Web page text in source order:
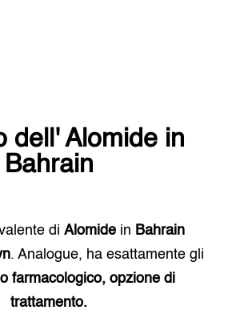
dell'Alomide in
Bahrain
di Alomidein Bahrain
. Analogue, ha esattamente gli
farmacologico, opzione di
trattamento.